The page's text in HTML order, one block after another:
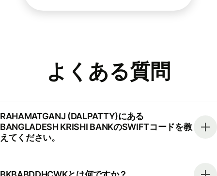
よくある質問
RAHAMATGANJ (DALPATTY)にある
BANGLADESH KRISHI BANKのSWIFTコードを教
えてください。